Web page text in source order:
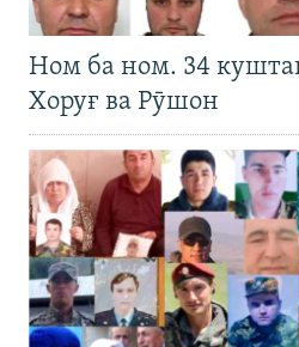
Ном ба ном. 34
Хоруғ ва Рӯшон